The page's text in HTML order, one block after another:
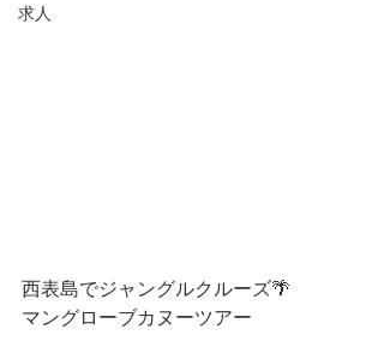
求人
西表島でジャングルクルーズ🌴
マングローブカヌーツアー